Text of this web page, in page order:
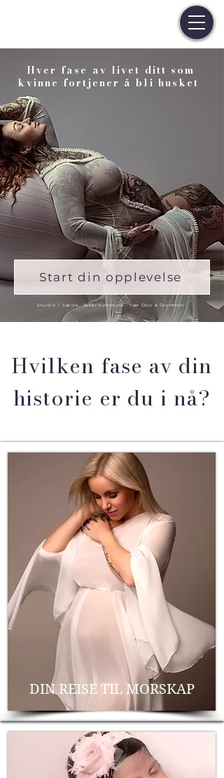
Hver fase av livet ditt som
kvinne fortjener å bli husket
Start din opplevelse
StudioI Sætre,Asker kommune - nær Oslo & Drammen
Hvilken fase av din
historie er du i nå?
DIN REISE TIL MORSKAP